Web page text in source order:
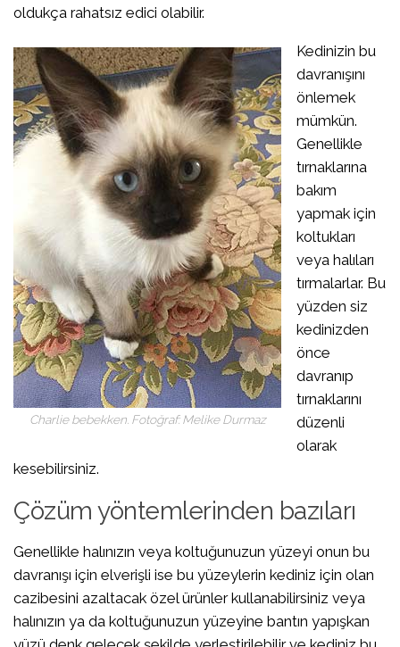
oldukça rahatsız edici olabilir.
Charlie bebekken. Fotoğraf: Melike Durmaz
Kedinizin bu
davranışını
önlemek
mümkün.
Genellikle
tırnaklarına
bakım
yapmak için
koltukları
veya halıları
tırmalarlar. Bu
yüzden siz
kedinizden
önce
davranıp
tırnaklarını
düzenli
olarak
kesebilirsiniz.
Çözüm yöntemlerinden bazıları
Genellikle halınızın veya koltuğunuzun yüzeyi onun bu
davranışı için elverişli ise bu yüzeylerin kediniz için olan
cazibesini azaltacak özel ürünler kullanabilirsiniz veya
halınızın ya da koltuğunuzun yüzeyine bantın yapışkan